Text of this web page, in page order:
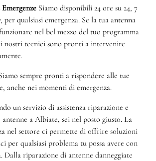
Emergenze Siamo disponibili 24 ore su 24, 7
per qualsiasi emergenza. Se la tua antenna
nel bel mezzo del tuo programma
nostri tecnici sono pronti a intervenire
sempre pronti a rispondere alle tue
anche nei momenti di emergenza.
un servizio di assistenza riparazione e
a Albiate, sei nel posto giusto. La
nel settore ci permette di offrire soluzioni
per qualsiasi problema tu possa avere con
Dalla riparazione di antenne danneggiate